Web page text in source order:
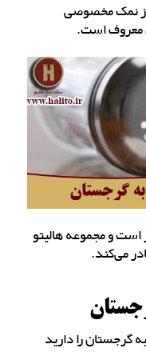
نمک مخصوصی
معروف است.
و مجموعه هالیتو
می‌کند.
گرجستان را دارید